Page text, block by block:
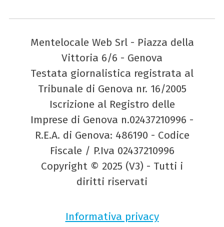
Mentelocale Web Srl - Piazza della
Vittoria 6/6 - Genova
Testata giornalistica registrata al
Tribunale di Genova nr. 16/2005
Iscrizione al Registro delle
Imprese di Genova n.02437210996 -
R.E.A. di Genova: 486190 - Codice
Fiscale / P.Iva 02437210996
Copyright © 2025 (V3) - Tutti i
diritti riservati
Informativa privacy